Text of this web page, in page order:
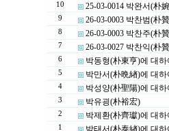
10 25-03-0014 박완서(朴
9 26-03-0003 박찬범(朴
8 26-03-0003 박찬주(朴
7 26-03-0027 박찬익(朴
6 박동형(朴東亨)에 대하
5 박만서(朴晩緖)에 대하
4 박성양(朴聖陽)에 대하
3 박유굉(朴裕宏)
2 박제환(朴齊瓛)에 대하
1 박태서(朴泰緖)에 대하